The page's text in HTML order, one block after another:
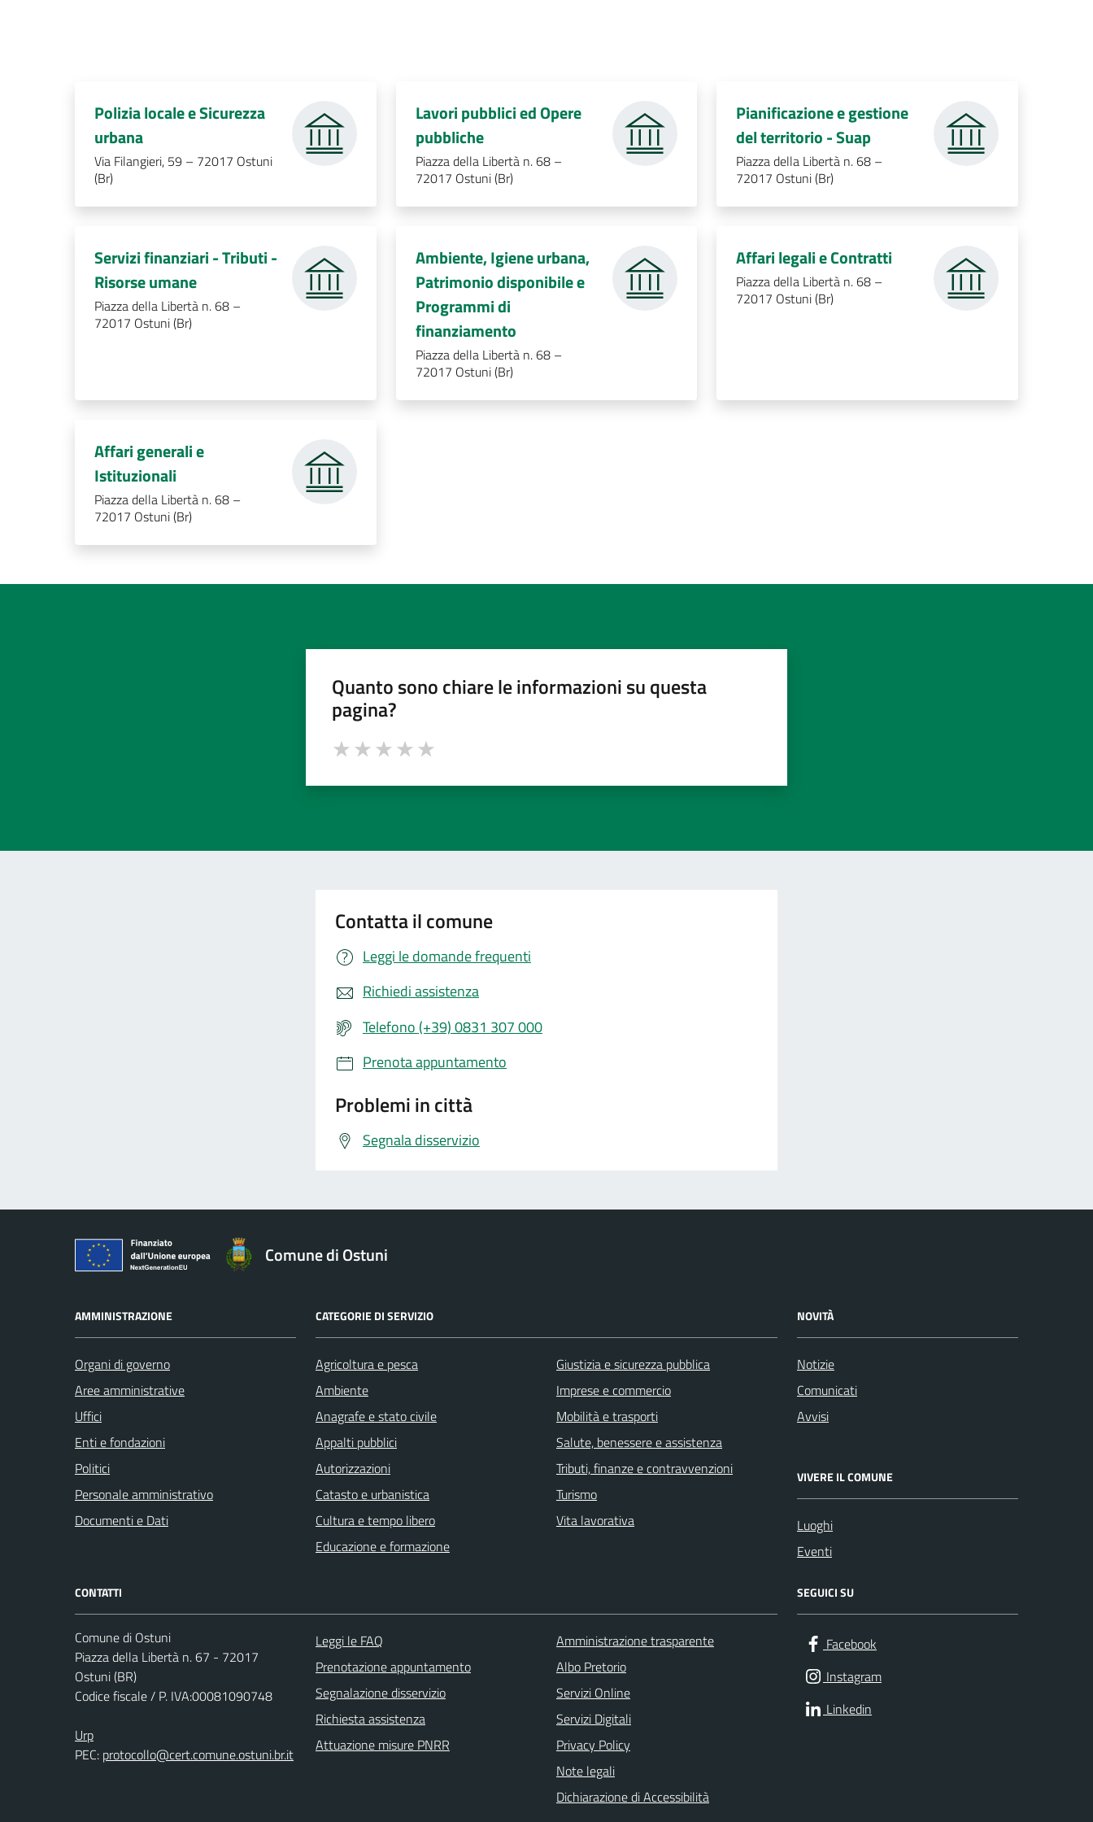
Polizia locale e Sicurezza
urbana.
Via Filangieri, 59 – 72017 Ostuni
(Br)
Lavori pubblici ed Opere
pubbliche.
Piazza della Libertà n. 68 –
72017 Ostuni (Br)
Pianificazione e gestione
del territorio - Suap.
Piazza della Libertà n. 68 –
72017 Ostuni (Br)
Servizi finanziari - Tributi -
Risorse umane.
Piazza della Libertà n. 68 –
72017 Ostuni (Br)
Ambiente, Igiene urbana,
Patrimonio disponibile e
Programmi di
finanziamento.
Piazza della Libertà n. 68 –
72017 Ostuni (Br)
Affari legali e Contratti
Piazza della Libertà n. 68 –
72017 Ostuni (Br)
Affari generali e
Istituzionali
Piazza della Libertà n. 68 –
72017 Ostuni (Br)
Quanto sono chiare le informazioni su questa
pagina?
Contatta il comune
Leggi le domande frequenti
Richiedi assistenza
Telefono (+39) 0831 307 000
Prenota appuntamento
Problemi in città
Segnala disservizio
Comune di Ostuni
AMMINISTRAZIONE
Organi di governo
Aree amministrative
Uffici
Enti e fondazioni
Politici
Personale amministrativo
Documenti e Dati
CATEGORIE DI SERVIZIO
Agricoltura e pesca
Ambiente
Anagrafe e stato civile
Appalti pubblici
Autorizzazioni
Catasto e urbanistica
Cultura e tempo libero
Educazione e formazione
Giustizia e sicurezza pubblica
Imprese e commercio
Mobilità e trasporti
Salute, benessere e assistenza
Tributi, finanze e contravvenzioni
Turismo
Vita lavorativa
NOVITÀ
Notizie
Comunicati
Avvisi
VIVERE IL COMUNE
Luoghi
Eventi
CONTATTI
Comune di Ostuni
Piazza della Libertà n. 67 - 72017
Ostuni (BR)
Codice fiscale / P. IVA:00081090748
Urp
PEC: protocollo@cert.comune.ostuni.br.it
Leggi le FAQ
Prenotazione appuntamento
Segnalazione disservizio
Richiesta assistenza
Attuazione misure PNRR
Amministrazione trasparente
Albo Pretorio
Servizi Online
Servizi Digitali
Privacy Policy
Note legali
Dichiarazione di Accessibilità
SEGUICI SU
Facebook
Instagram
Linkedin